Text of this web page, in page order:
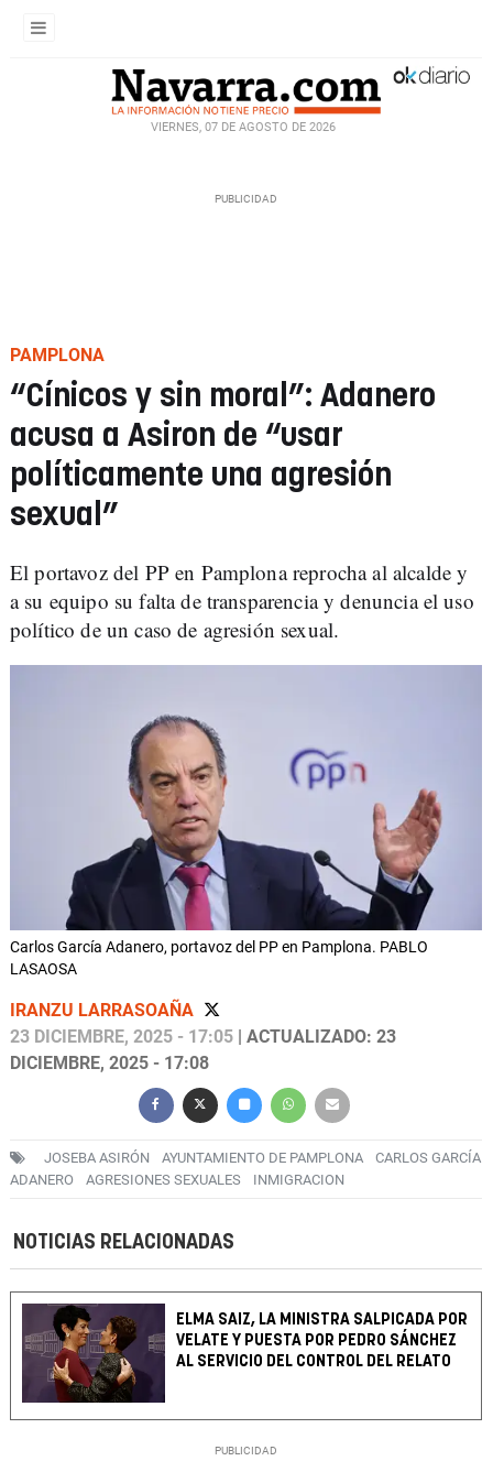
VIERNES, 07 DE AGOSTO DE 2026
PAMPLONA
“Cínicos y sin moral”: Adanero
acusa a Asiron de “usar
políticamente una agresión
sexual”
El portavoz del PP en Pamplona reprocha al alcalde y
a su equipo su falta de transparencia y denuncia el uso
político de un caso de agresión sexual.
Carlos García Adanero, portavoz del PP en Pamplona. PABLO
LASAOSA
IRANZU LARRASOAÑA
23 DICIEMBRE, 2025 - 17:05 | ACTUALIZADO: 23
DICIEMBRE, 2025 - 17:08
JOSEBA ASIRÓN AYUNTAMIENTO DE PAMPLONA
CARLOS GARCÍA
ADANERO
AGRESIONES SEXUALES INMIGRACION
NOTICIAS RELACIONADAS
ELMA SAIZ, LA MINISTRA SALPICADA POR
VELATE Y PUESTA POR PEDRO SÁNCHEZ
AL SERVICIO DEL CONTROL DEL RELATO